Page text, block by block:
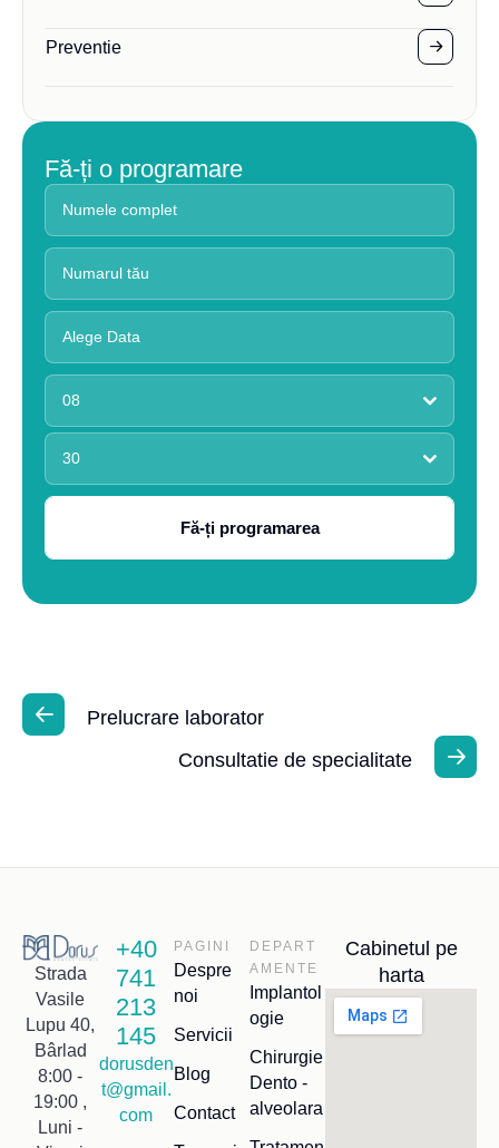
Preventie
Fă-ți o programare
08
30
Fă-ți programarea
Prelucrare laborator
Consultatie de specialitate
Strada
Vasile
Lupu 40,
Bârlad
8:00 -
19:00 ,
Luni -
+40
741
213
145
dorusden
t@gmail.
com
PAGINI
Despre
noi
Servicii
Blog
Contact
DEPART
AMENTE
Implantol
ogie
Chirurgie
Dento -
alveolara
Cabinetul pe
harta